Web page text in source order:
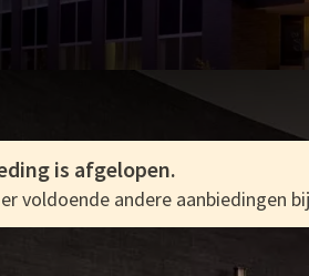
is afgelopen.
voldoende andere aanbiedingen